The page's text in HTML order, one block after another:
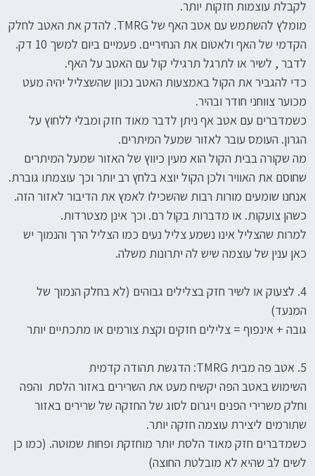
לקבלת עוצמות חזקות יותר.
מומלץ להשתמש עם אטב האף של TMRG. להדק את האטב לחלק
הקדמי של האף ולאטום את הנחיריים. פעמיים ביום למשך 10 דק.
לדבר , לשיר או לתרגל תרגילי קול עם האטב על האף.
כדי להגביר את הקול באמצעות האטב נכוון שהשצליל יהיה מעט
מכוער צווחני חודר ובהיר.
כשמדברים עם אטב אף ניתן לדבר מאוד חזק ומבלי ללחוץ על
הגרון. העומס עובר לאזור שמעל המיתרים.
מה שקורה בבית הקול הוא מעין כיווץ של האזור שמעל המיתרים
שחוסם את האוויר ולכן הקול יוצא בלחץ רב יותר וכך עוצמתו גוברת.
אנחנו שומעים מורות רבות שהשכילו לאמץ את הדיבור לאזור הזה.
כשהן צועקות. או מדברות בקול רם. וכך אינן מצטרדות.
למרות שהצליל אינו נשמע צליל נעים כמו הצליל הרך והנמוך יש
כאן ענין של עוצמה שיש לה יתרונות משלה.
4. לצעוק או לשיר חזק בצלילים גבוהים (לא בחלק הנמוך של
המנעד)
גובה + אינפוף = צלילים חזקים וקצת צורמים או מתכתיים יותר
5. אטב פה מבית TMRG: הדגשת תהודה קדמית
השימוש באטב הפה יקשיח מעט את השרירים באזור הלסת והפה
וחלק משרירי הפנים ויגרום לסוג של החזקה של שרירים באזור
שתורמים ליצירת עוצמה חזקה יותר.
כשמדברים חזק מאוד הלסת יותר מוחזקת ופחות שמוטה. (כמו כן
לשים לב שהיא לא מובלטת החוצה)